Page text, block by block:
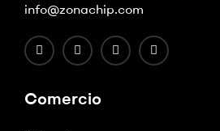
info@zonachip.com
Comercio